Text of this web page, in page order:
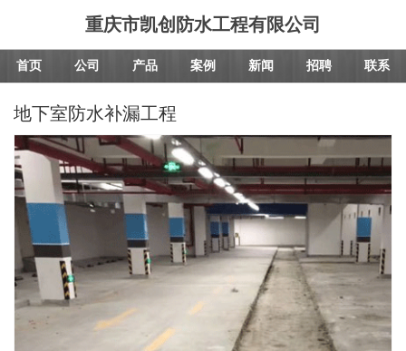
重庆市凯创防水工程有限公司
首页 公司 产品 案例 新闻 招聘 联系
地下室防水补漏工程